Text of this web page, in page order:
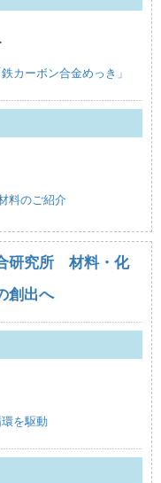
カーボン合金めっき」
料のご紹介
研究所 材料・化
創出へ
を駆動